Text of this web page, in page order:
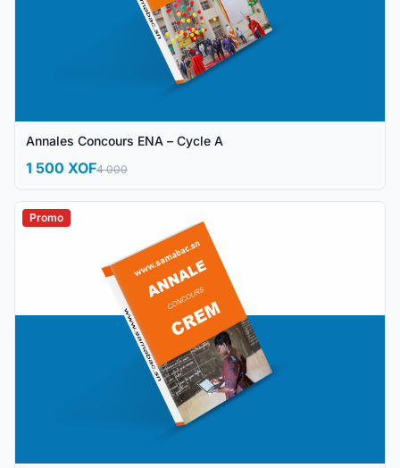
Annales Concours ENA – Cycle A
1 500 XOF4 000
Promo